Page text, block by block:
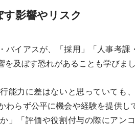
す影響やリスク
バイアスが、「採用」「人事考
及ぼす恐れがあることも学びまし
能力に差はないと思っていても
わらず公平に機会や経験を提供
」「評価や役割付与の際にアン